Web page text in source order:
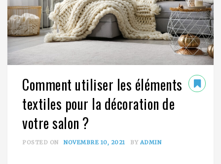
Comment utiliser les éléments
textiles pour la décoration de
votre salon ?
POSTED ON NOVEMBRE 10, 2021 BY ADMIN